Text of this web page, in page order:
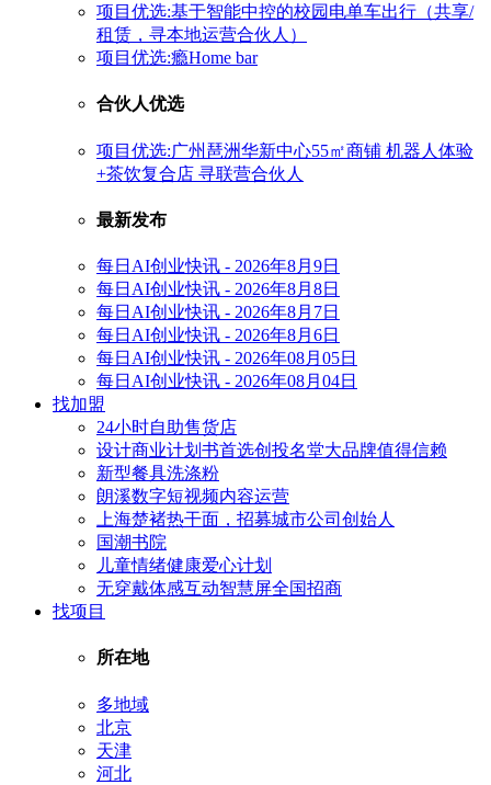
项目优选:基于智能中控的校园电单车出行（共享/
租赁，寻本地运营合伙人）
项目优选:瘾Home bar
合伙人优选
项目优选:广州琶洲华新中心55㎡商铺 机器人体验
+茶饮复合店 寻联营合伙人
最新发布
每日AI创业快讯 - 2026年8月9日
每日AI创业快讯 - 2026年8月8日
每日AI创业快讯 - 2026年8月7日
每日AI创业快讯 - 2026年8月6日
每日AI创业快讯 - 2026年08月05日
每日AI创业快讯 - 2026年08月04日
找加盟
24小时自助售货店
设计商业计划书首选创投名堂大品牌值得信赖
新型餐具洗涤粉
朗溪数字短视频内容运营
上海楚褚热干面，招募城市公司创始人
国潮书院
儿童情绪健康爱心计划
无穿戴体感互动智慧屏全国招商
找项目
所在地
多地域
北京
天津
河北